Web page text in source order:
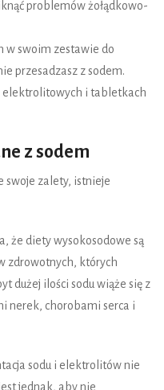
problemów żołądkowo-
w swoim zestawie do
przesadzasz z sodem.
elektrolitowych i tabletkach
z sodem
swoje zalety, istnieje
że diety wysokosodowe są
zdrowotnych, których
dużej ilości sodu wiąże się z
nerek, chorobami serca i
sodu i elektrolitów nie
jednak, aby nie